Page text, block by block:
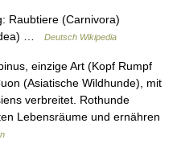
Raubtiere (Carnivora)
…
Deutsch Wikipedia
einzige Art (Kopf Rumpf
(Asiatische Wildhunde), mit
verbreitet. Rothunde
Lebensräume und ernähren